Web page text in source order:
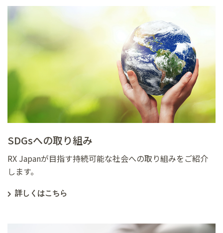
SDGsへの取り組み
RX Japanが目指す持続可能な社会への取り組みをご紹介
します。
詳しくはこちら